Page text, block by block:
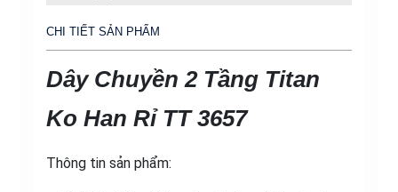
CHI TIẾT SẢN PHẨM
Dây Chuyền 2 Tầng Titan
Ko Han Rỉ TT 3657
Thông tin sản phẩm: